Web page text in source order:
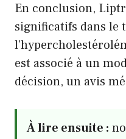
En conclusion,
significatifs dans le
est associé à un
décision, un avis
À lire ensuite :